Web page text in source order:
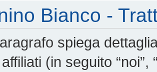
Bianco -
spiega
(in seguito “noi”,